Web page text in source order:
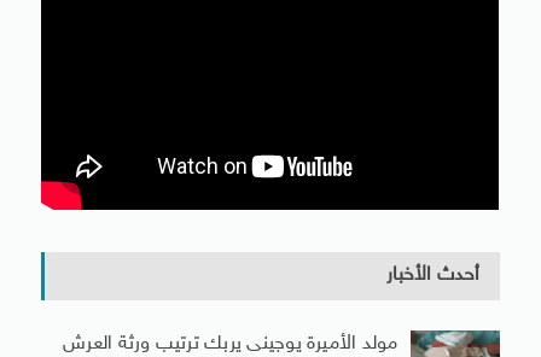
أحدث الأخبار
مولد الأميرة يوجينى يربك ترتيب ورثة العرش